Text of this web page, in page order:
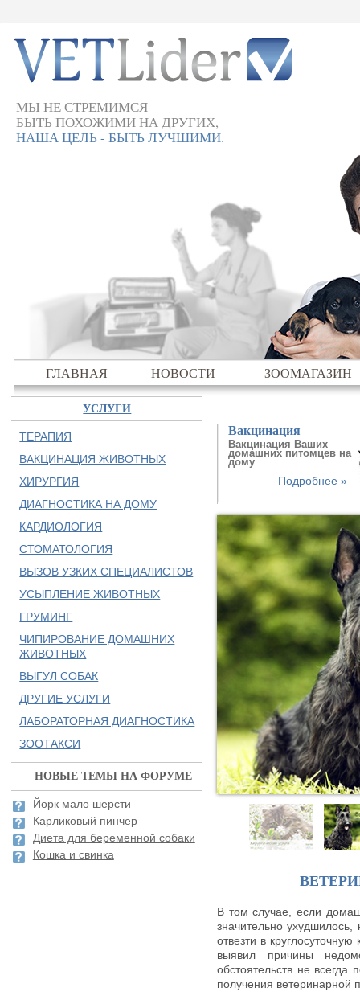
МЫ НЕ СТРЕМИМСЯ
БЫТЬ ПОХОЖИМИ НА ДРУГИХ,
НАША ЦЕЛЬ - БЫТЬ ЛУЧШИМИ.
ГЛАВНАЯ НОВОСТИ ЗООМАГАЗИН
Вакцинация
Вакцинация Ваших
домашних питомцев на
дому
Подробнее »
В том случае, если
значительно
отвезти в
выявил причины
обстоятельств не всегда
получения ветеринарной
УСЛУГИ
ТЕРАПИЯ
ВАКЦИНАЦИЯ ЖИВОТНЫХ
ХИРУРГИЯ
ДИАГНОСТИКА НА ДОМУ
КАРДИОЛОГИЯ
СТОМАТОЛОГИЯ
ВЫЗОВ УЗКИХ СПЕЦИАЛИСТОВ
УСЫПЛЕНИЕ ЖИВОТНЫХ
ГРУМИНГ
ЧИПИРОВАНИЕ ДОМАШНИХ
ЖИВОТНЫХ
ВЫГУЛ СОБАК
ДРУГИЕ УСЛУГИ
ЛАБОРАТОРНАЯ ДИАГНОСТИКА
ЗООТАКСИ
НОВЫЕ ТЕМЫ НА ФОРУМЕ
Йорк мало шерсти
Карликовый пинчер
Диета для беременной собаки
Кошка и свинка